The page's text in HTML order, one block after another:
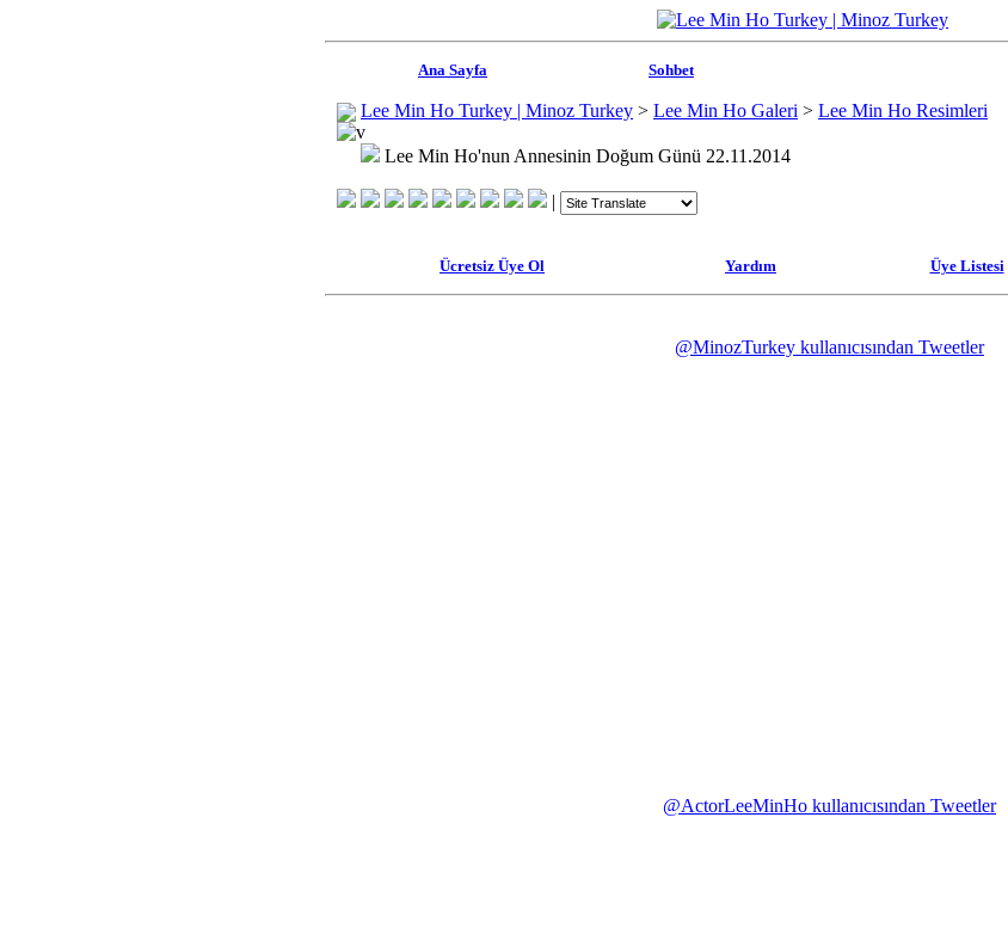
Ana Sayfa Sohbet
Lee Min Ho Turkey | Minoz Turkey > Lee Min Ho Galeri > Lee Min Ho Resimleri
Lee Min Ho'nun Annesinin Doğum Günü 22.11.2014
|
Ücretsiz Üye Ol Yardım Üye Listesi
@MinozTurkey kullanıcısından Tweetler
@ActorLeeMinHo kullanıcısından Tweetler